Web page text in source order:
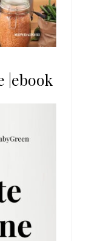
|ebook